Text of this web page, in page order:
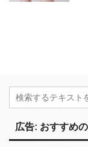
広告: おすすめ